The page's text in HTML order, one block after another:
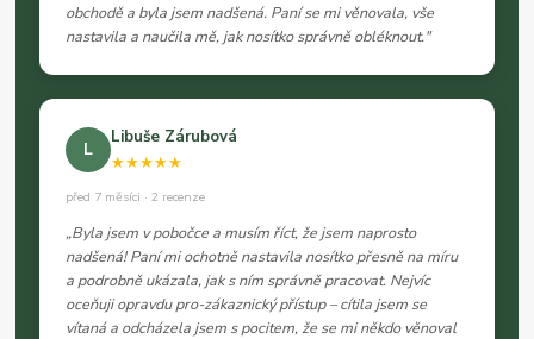
obchodě a byla jsem nadšená. Paní se mi věnovala, vše
nastavila a naučila mě, jak nosítko správně obléknout."
L
Libuše Zárubová
★★★★★
před 7 měsíci · 2 recenze
„Byla jsem v pobočce a musím říct, že jsem naprosto
nadšená! Paní mi ochotně nastavila nosítko přesně na míru
a podrobně ukázala, jak s ním správně pracovat. Nejvíc
oceňuji opravdu pro-zákaznický přístup – cítila jsem se
vítaná a odcházela jsem s pocitem, že se mi někdo věnoval